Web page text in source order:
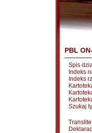
PBL
Spis
Indeks
Indeks
Szukaj